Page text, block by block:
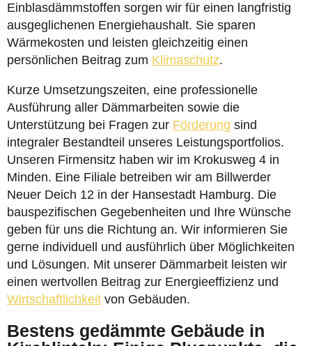
Einblasdämmstoffen sorgen wir für einen langfristig
ausgeglichenen Energiehaushalt. Sie sparen
Wärmekosten und leisten gleichzeitig einen
persönlichen Beitrag zum Klimaschutz.
Kurze Umsetzungszeiten, eine professionelle
Ausführung aller Dämmarbeiten sowie die
Unterstützung bei Fragen zur Förderung sind
integraler Bestandteil unseres Leistungsportfolios.
Unseren Firmensitz haben wir im Krokusweg 4 in
Minden. Eine Filiale betreiben wir am Billwerder
Neuer Deich 12 in der Hansestadt Hamburg. Die
bauspezifischen Gegebenheiten und Ihre Wünsche
geben für uns die Richtung an. Wir informieren Sie
gerne individuell und ausführlich über Möglichkeiten
und Lösungen. Mit unserer Dämmarbeit leisten wir
einen wertvollen Beitrag zur Energieeffizienz und
Wirtschaftlichkeit von Gebäuden.
Bestens gedämmte Gebäude in